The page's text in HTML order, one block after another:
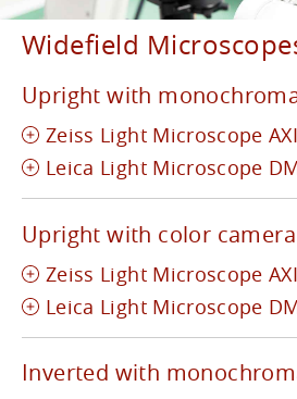
Widefield
Upright with
Zeiss Light Microscope
Leica Light Microscope
Upright with color camera
Zeiss Light Microscope
Leica Light Microscope
Inverted with